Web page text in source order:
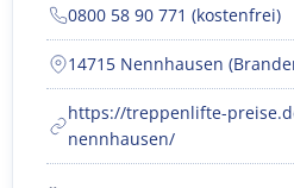
0800 58 90 771 (kostenfrei)
14715 Nennhausen
https://treppenlifte-
nennhausen/